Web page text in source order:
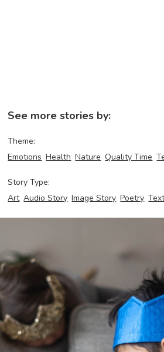
See more stories by:
Theme:
Emotions Health Nature Quality Time
Story Type:
Art Audio Story Image Story Poetry